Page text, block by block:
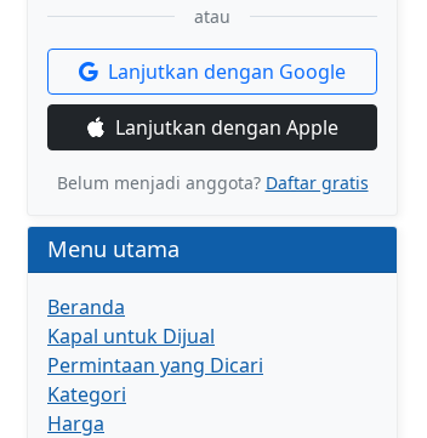
atau
Lanjutkan dengan Google
Lanjutkan dengan Apple
Belum menjadi anggota? Daftar gratis
Menu utama
Beranda
Kapal untuk Dijual
Permintaan yang Dicari
Kategori
Harga